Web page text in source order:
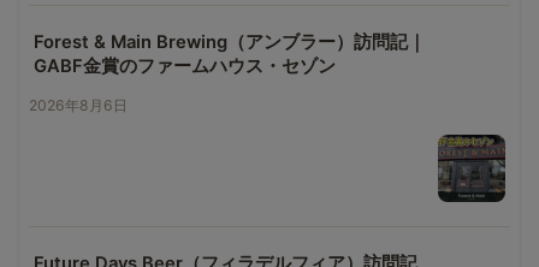
Forest & Main Brewing（アンブラー）訪問記｜
GABF金賞のファームハウス・セゾン
2026年8月6日